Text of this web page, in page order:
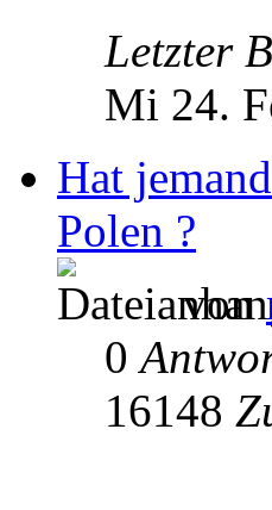
Letzter
Mi 24.
Hat
Polen ?
von
0
16148